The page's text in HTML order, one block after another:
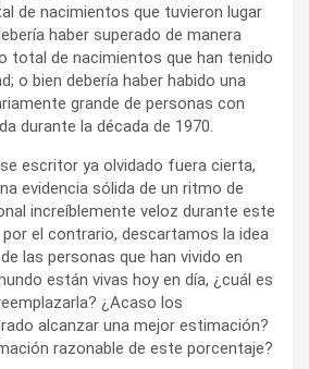
de nacimientos que tuvieron lugar
haber superado de manera
total de nacimientos que han tenido
o bien debería haber habido una
grande de personas con
durante la década de 1970.
escritor ya olvidado fuera cierta,
evidencia sólida de un ritmo de
increíblemente veloz durante este
el contrario, descartamos la idea
las personas que han vivido en
están vivas hoy en día, ¿cuál es
¿Acaso los
alcanzar una mejor estimación?
razonable de este porcentaje?